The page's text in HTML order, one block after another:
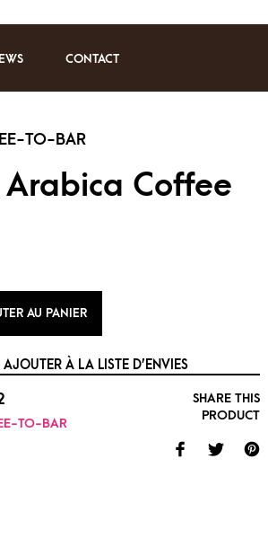
CONTACT
Arabica Coffee
AU PANIER
AJOUTER À LA LISTE D’ENVIES
TO-BAR
SHARE THIS
PRODUCT